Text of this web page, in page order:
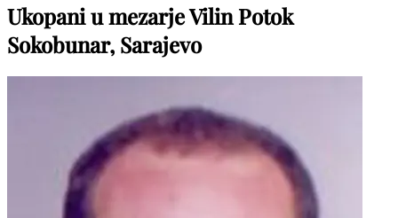
Ukopani u mezarje Vilin Potok
Sokobunar, Sarajevo